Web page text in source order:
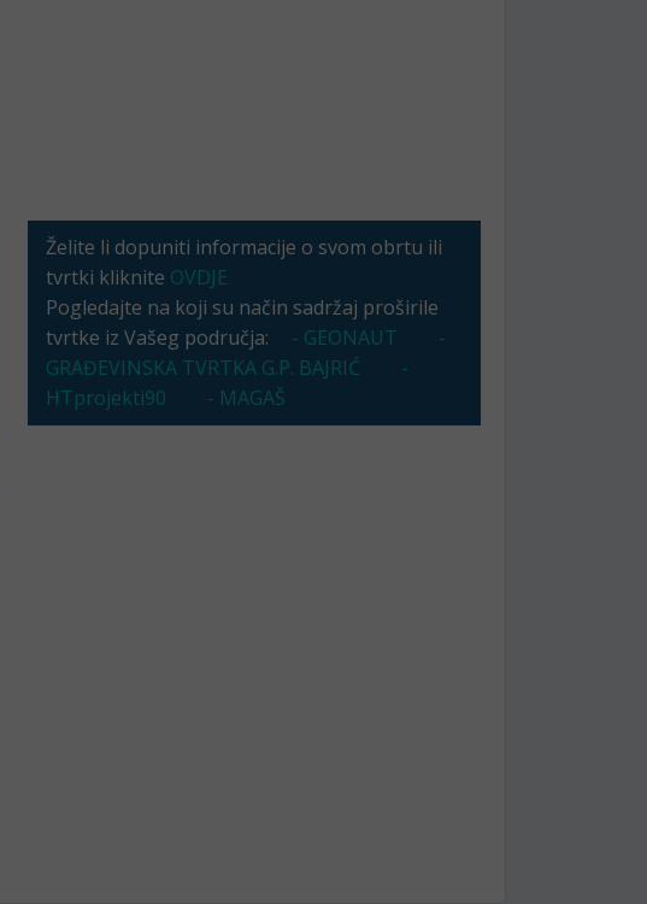
Želite li dopuniti informacije o svom obrtu ili
tvrtki kliknite OVDJE
Pogledajte na koji su način sadržaj proširile
tvrtke iz Vašeg područja:
- GEONAUT
-
GRAĐEVINSKA TVRTKA G.P. BAJRIĆ
-
HTprojekti90
- MAGAŠ